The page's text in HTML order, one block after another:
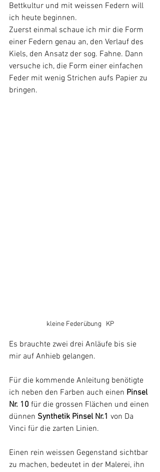
Bettkultur und mit weissen Federn will
ich heute beginnen.
Zuerst einmal schaue ich mir die Form
einer Federn genau an, den Verlauf des
Kiels, den Ansatz der sog. Fahne. Dann
versuche ich, die Form einer einfachen
Feder mit wenig Strichen aufs Papier zu
bringen.
kleine Federübung   KP
Es brauchte zwei drei Anläufe bis sie
mir auf Anhieb gelangen.
Für die kommende Anleitung benötigte
ich neben den Farben auch einen Pinsel
Nr. 10 für die grossen Flächen und einen
dünnen Synthetik Pinsel Nr.1 von Da
Vinci für die zarten Linien.
Einen rein weissen Gegenstand sichtbar
zu machen, bedeutet in der Malerei, ihn